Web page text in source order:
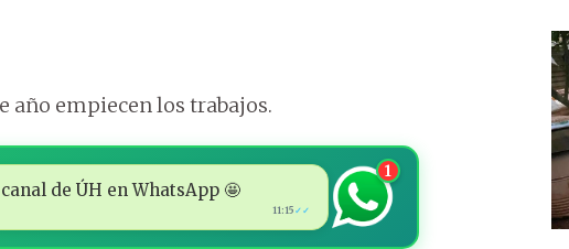
año empiecen los trabajos.
de ÚH en WhatsApp 🤩
11:15 ✓✓
1